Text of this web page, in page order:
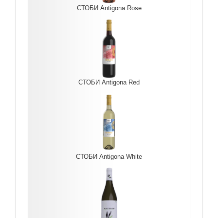
СТОБИ Antigona Rоse
СТОБИ Antigona Red
СТОБИ Antigona White